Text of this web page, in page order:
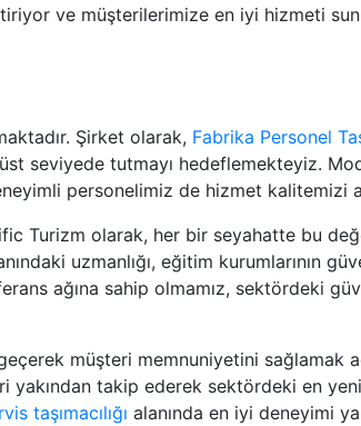
ve müşterilerimize en iyi hizmeti
Şirket olarak, Fabrika Personel
seviyede tutmayı hedeflemekteyiz.
personelimiz de hizmet kalitemizi
Turizm olarak, her bir seyahatte bu
uzmanlığı, eğitim kurumlarının
ağına sahip olmamız, sektördeki
müşteri memnuniyetini sağlamak
takip ederek sektördeki en
taşımacılığı alanında en iyi deneyimi